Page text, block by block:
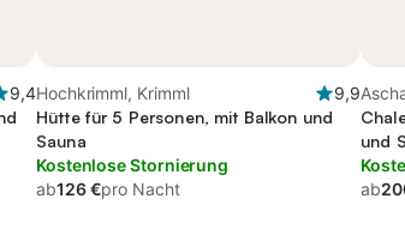
9,4Hochkrimml, Krimml
9,9
Hütte für 5 Personen, mit Balkon und
Sauna
Kostenlose Stornierung
ab126 €pro Nacht
und
ab